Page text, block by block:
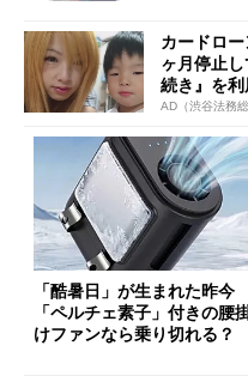
カードロ
ヶ月停止
続き』を利
AD（渋谷法務
「酷暑日」が生まれた昨今
「ペルチェ素子」付きの腰
けファンなら乗り切れる？